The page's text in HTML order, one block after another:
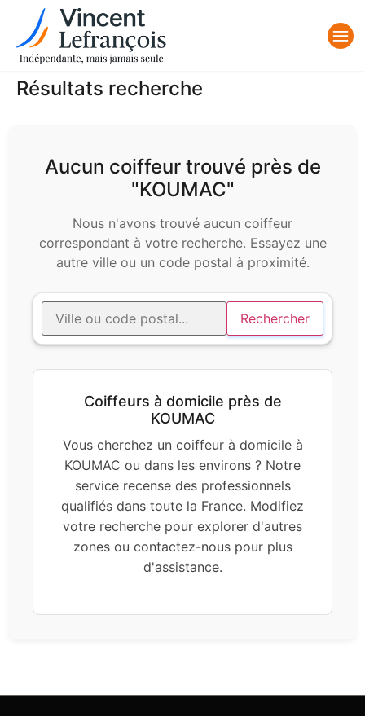
Résultats recherche
Aucun coiffeur trouvé près de
"KOUMAC"
Nous n'avons trouvé aucun coiffeur
correspondant à votre recherche. Essayez une
autre ville ou un code postal à proximité.
Rechercher
Coiffeurs à domicile près de
KOUMAC
Vous cherchez un coiffeur à domicile à
KOUMAC ou dans les environs ? Notre
service recense des professionnels
qualifiés dans toute la France. Modifiez
votre recherche pour explorer d'autres
zones ou contactez-nous pour plus
d'assistance.